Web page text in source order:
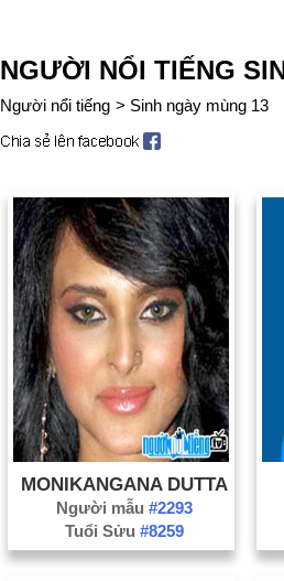
NGƯỜI NỔI TIẾNG
Người nổi tiếng > Sinh ngày mùng 13
MONIKANGANA DUTTA
Người mẫu #2293
Tuổi Sửu #8259